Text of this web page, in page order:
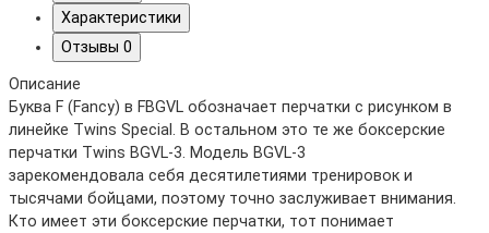
Характеристики
Отзывы 0
Описание
Буква F (Fancy) в FBGVL обозначает перчатки с рисунком в
линейке Twins Special. В остальном это те же боксерские
перчатки Twins BGVL-3. Модель BGVL-3
зарекомендовала себя десятилетиями тренировок и
тысячами бойцами, поэтому точно заслуживает внимания.
Кто имеет эти боксерские перчатки, тот понимает